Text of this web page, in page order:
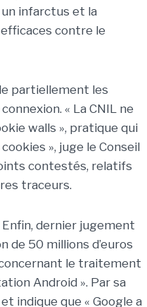
infarctus et la
contre le
partiellement les
« La CNIL ne
walls », pratique qui
», juge le Conseil
contestés, relatifs
traceurs.
Enfin, dernier jugement
de 50 millions d’euros
le traitement
Android ». Par sa
indique que « Google a